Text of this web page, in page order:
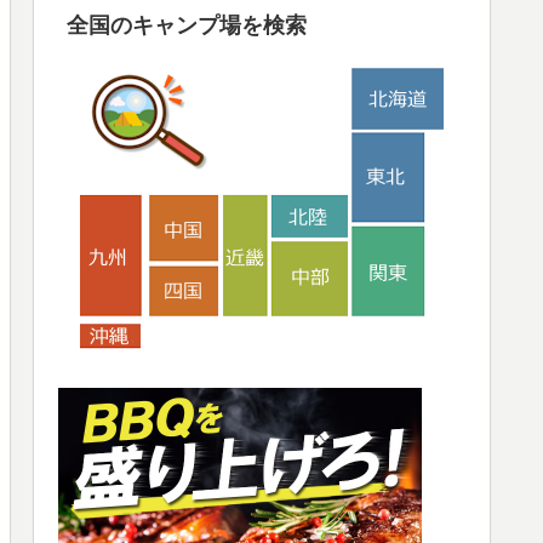
全国のキャンプ場を検索